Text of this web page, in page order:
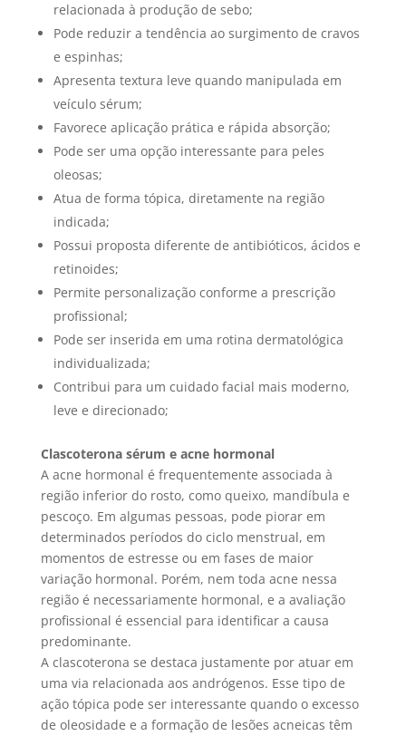
relacionada à produção de sebo;
Pode reduzir a tendência ao surgimento de cravos
e espinhas;
Apresenta textura leve quando manipulada em
veículo sérum;
Favorece aplicação prática e rápida absorção;
Pode ser uma opção interessante para peles
oleosas;
Atua de forma tópica, diretamente na região
indicada;
Possui proposta diferente de antibióticos, ácidos e
retinoides;
Permite personalização conforme a prescrição
profissional;
Pode ser inserida em uma rotina dermatológica
individualizada;
Contribui para um cuidado facial mais moderno,
leve e direcionado;
Clascoterona sérum e acne hormonal
A acne hormonal é frequentemente associada à
região inferior do rosto, como queixo, mandíbula e
pescoço. Em algumas pessoas, pode piorar em
determinados períodos do ciclo menstrual, em
momentos de estresse ou em fases de maior
variação hormonal. Porém, nem toda acne nessa
região é necessariamente hormonal, e a avaliação
profissional é essencial para identificar a causa
predominante.
A clascoterona se destaca justamente por atuar em
uma via relacionada aos andrógenos. Esse tipo de
ação tópica pode ser interessante quando o excesso
de oleosidade e a formação de lesões acneicas têm